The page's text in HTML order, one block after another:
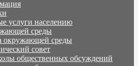
услуги населению
среды
окружающей среды
совет
общественных обсуждений